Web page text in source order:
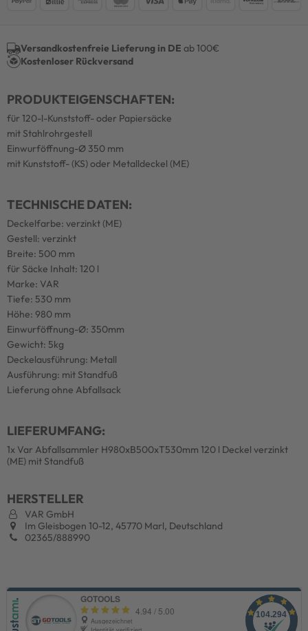
Versandkostenfreie Lieferung in DE ab 100€
Kostenloser Rückversand
PRODUKTEIGENSCHAFTEN:
für 120-l-Kunststoff- oder Papiersäcke
mit Stahlrohrgestell
Einwurföffnung-Ø 350 mm
mit Kunststoff- (KS) oder Metalldeckel (ME)
TECHNISCHE DATEN:
Deckelfarbe: verzinkt (ME)
Gestell: verzinkt
Breite: 500 mm
für Säcke Inhalt: 120 l
Marke: VAR
Tiefe: 530 mm
Höhe: 980 mm
Einwurföffnung-Ø: 350mm
Gewicht: 5kg
Deckelausführung: Metall
Ausführung: mit Standfuß
Lieferung ohne Abfallsack
LIEFERUMFANG:
1x Var Abfallsammler H980xB500xT530mm 120 l Deckel verzinkt
(ME) mit Standfuß
HERSTELLER
VAR GmbH
Im Gleisbogen 10-12, 45770 Marl, Deutschland
02365/888990